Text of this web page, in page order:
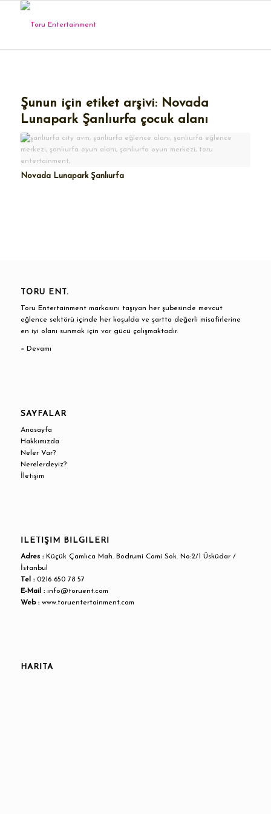
Şunun için etiket arşivi: Novada
Lunapark Şanlıurfa çocuk alanı
Novada Lunapark Şanlıurfa
TORU ENT.
Toru Entertainment markasını taşıyan her şubesinde mevcut
eğlence sektörü içinde her koşulda ve şartta değerli misafirlerine
en iyi olanı sunmak için var gücü çalışmaktadır.
– Devamı
SAYFALAR
Anasayfa
Hakkımızda
Neler Var?
Nerelerdeyiz?
İletişim
İLETİŞİM BİLGİLERİ
Adres :Küçük Çamlıca Mah. Bodrumi Cami Sok. No:2/1 Üsküdar /
İstanbul
Tel : 0216 650 78 57
E-Mail : info@toruent.com
Web : www.toruentertainment.com
HARİTA